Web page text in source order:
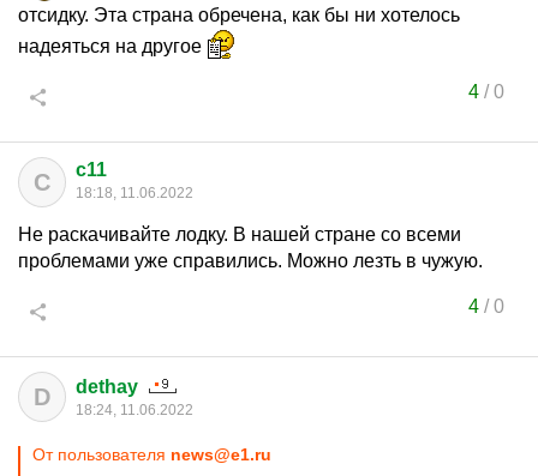
отсидку. Эта страна обречена, как бы ни хотелось
надеяться на другое
4/0
C c11
18:18, 11.06.2022
Не раскачивайте лодку. В нашей стране со всеми
проблемами уже справились. Можно лезть в чужую.
4/0
D dethay
18:24, 11.06.2022
От пользователя news@e1.ru